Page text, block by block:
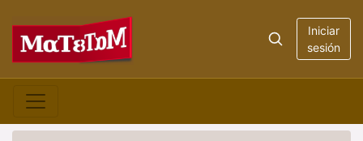
Iniciar
sesión